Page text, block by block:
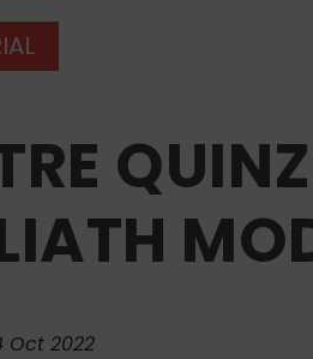
Oct 2022